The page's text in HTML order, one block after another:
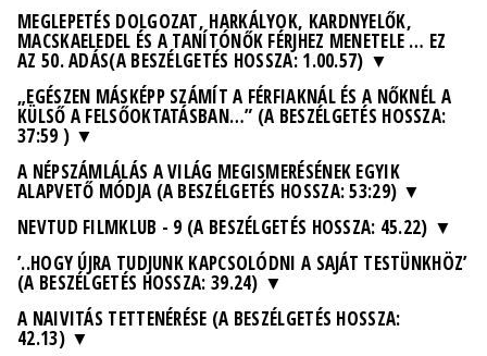
MEGLEPETÉS DOLGOZAT, HARKÁLYOK, KARDNYELŐK,
MACSKAELEDEL ÉS A TANÍTÓNŐK FÉRJHEZ MENETELE … EZ
AZ 50. ADÁS(A BESZÉLGETÉS HOSSZA: 1.00.57)
„EGÉSZEN MÁSKÉPP SZÁMÍT A FÉRFIAKNÁL ÉS A NŐKNÉL A
KÜLSŐ A FELSŐOKTATÁSBAN…” (A BESZÉLGETÉS HOSSZA:
37:59 )
A NÉPSZÁMLÁLÁS A VILÁG MEGISMERÉSÉNEK EGYIK
ALAPVETŐ MÓDJA (A BESZÉLGETÉS HOSSZA: 53:29)
NEVTUD FILMKLUB - 9 (A BESZÉLGETÉS HOSSZA: 45.22)
’..HOGY ÚJRA TUDJUNK KAPCSOLÓDNI A SAJÁT TESTÜNKHÖZ’
(A BESZÉLGETÉS HOSSZA: 39.24)
A NAIVITÁS TETTENÉRÉSE (A BESZÉLGETÉS HOSSZA:
42.13)